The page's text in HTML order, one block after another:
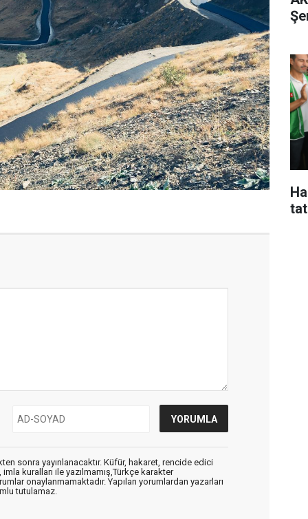
sonra yayınlanacaktır. Küfür, hakaret, rencide edici
kuralları ile yazılmamış,Türkçe karakter
onaylanmamaktadır. Yapılan yorumlardan yazarları
tutulamaz.